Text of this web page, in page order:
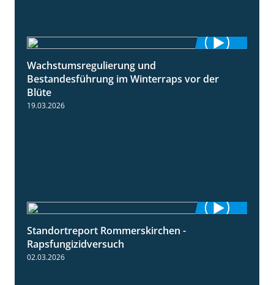
Wachstumsregulierung und
Bestandesführung im Winterraps vor der
Blüte
19.03.2026
Standortreport Rommerskirchen -
Rapsfungizidversuch
02.03.2026